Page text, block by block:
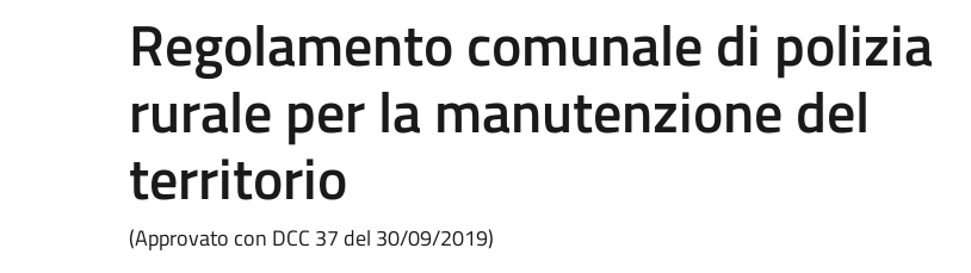
Regolamento comunale di polizia
rurale per la manutenzione del
territorio
(Approvato con DCC 37 del 30/09/2019)